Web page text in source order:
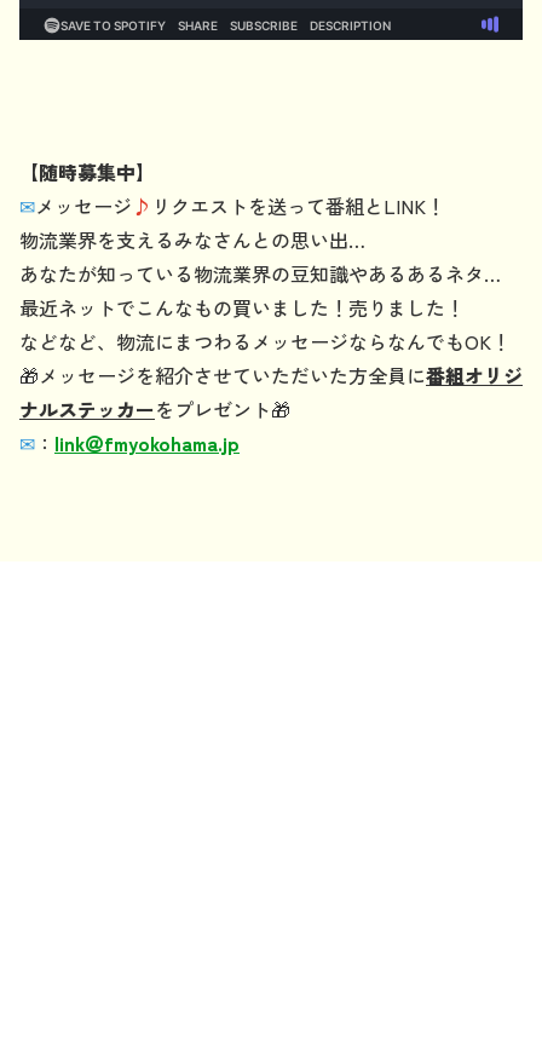
【随時募集中】
✉メッセージ♪ リクエストを送って番組とLINK！
物流業界を支えるみなさんとの思い出…
あなたが知っている物流業界の豆知識やあるあるネタ…
最近ネットでこんなもの買いました！売りました！
などなど、物流にまつわるメッセージならなんでもOK！
🎁メッセージを紹介させていただいた方全員に番組オリジ
ナルステッカーをプレゼント🎁
✉ ： link＠fmyokohama.jp